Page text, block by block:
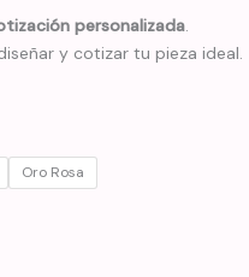
personalizada
y cotizar tu pieza ideal.
Oro Rosa